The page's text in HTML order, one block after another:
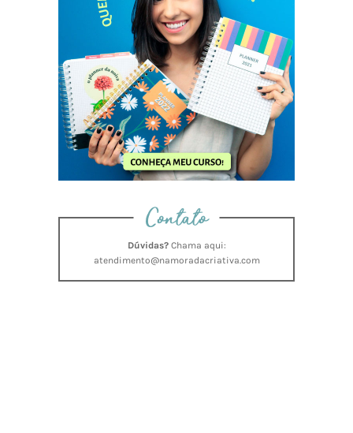
Contato
Dúvidas?Chama aqui:
atendimento@namoradacriativa.com